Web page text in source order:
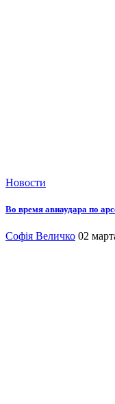
Новости
Во время авиаудара по
Софія Величко 02